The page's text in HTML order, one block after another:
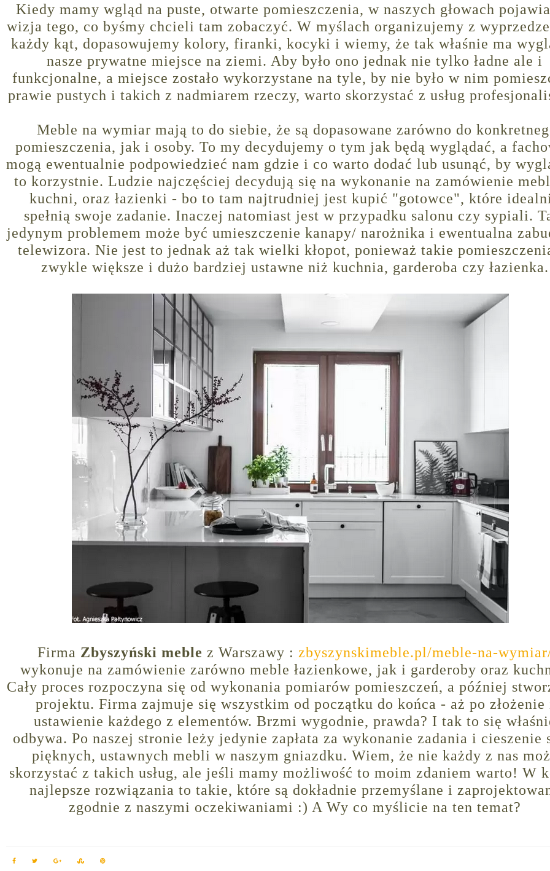
Kiedy mamy wgląd na puste, otwarte pomieszczenia, w naszych głowach
wizja tego, co byśmy chcieli tam zobaczyć. W myślach organizujemy z
każdy kąt, dopasowujemy kolory, firanki, kocyki i wiemy, że tak właśnie ma
nasze prywatne miejsce na ziemi. Aby było ono jednak nie tylko ładne ale i
funkcjonalne, a miejsce zostało wykorzystane na tyle, by nie było w nim
prawie pustych i takich z nadmiarem rzeczy, warto skorzystać z usług
Meble na wymiar mają to do siebie, że są dopasowane zarówno do
pomieszczenia, jak i osoby. To my decydujemy o tym jak będą wyglądać, a
mogą ewentualnie podpowiedzieć nam gdzie i co warto dodać lub usunąć, by
to korzystnie. Ludzie najczęściej decydują się na wykonanie na zamówienie
kuchni, oraz łazienki - bo to tam najtrudniej jest kupić "gotowce", które
spełnią swoje zadanie. Inaczej natomiast jest w przypadku salonu czy sypiali.
jedynym problemem może być umieszczenie kanapy/ narożnika i ewentualna
telewizora. Nie jest to jednak aż tak wielki kłopot, ponieważ takie
zwykle większe i dużo bardziej ustawne niż kuchnia, garderoba czy łazienka.
Firma Zbyszyński meble z Warszawy : zbyszynskimeble.pl/meble-na-
wykonuje na zamówienie zarówno meble łazienkowe, jak i garderoby oraz
Cały proces rozpoczyna się od wykonania pomiarów pomieszczeń, a później
projektu. Firma zajmuje się wszystkim od początku do końca - aż po złożenie
ustawienie każdego z elementów. Brzmi wygodnie, prawda? I tak to się
odbywa. Po naszej stronie leży jedynie zapłata za wykonanie zadania i cieszenie
pięknych, ustawnych mebli w naszym gniazdku. Wiem, że nie każdy z nas
skorzystać z takich usług, ale jeśli mamy możliwość to moim zdaniem warto! W
najlepsze rozwiązania to takie, które są dokładnie przemyślane i
zgodnie z naszymi oczekiwaniami :) A Wy co myślicie na ten temat?